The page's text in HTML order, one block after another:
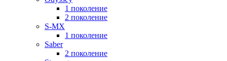
1 поколение
2 поколение
S-MX
1 поколение
Saber
2 поколение